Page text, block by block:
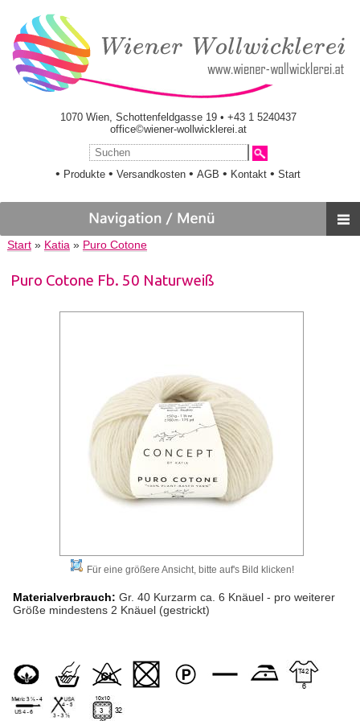
1070 Wien, Schottenfeldgasse 19 • +43 1 5240437
office©wiener-wollwicklerei.at
• Produkte •Versandkosten •AGB • Kontakt •Start
Start» Katia» Puro Cotone
Puro Cotone Fb. 50 Naturweiß
Für eine größere Ansicht, bitte auf's Bild klicken!
Materialverbrauch: Gr. 40 Kurzarm ca. 6 Knäuel - pro weiterer
Größe mindestens 2 Knäuel (gestrickt)